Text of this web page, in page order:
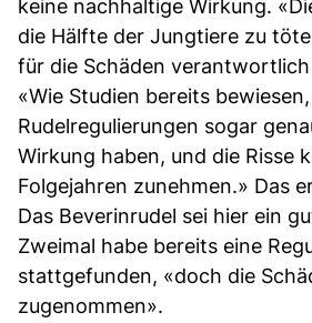
keine nachhaltige Wirkung.
die Hälfte der Jungtiere zu
für die Schäden verantwortlich
«Wie Studien bereits
Rudelregulierungen sogar
Wirkung haben, und die Risse
Folgejahren zunehmen.» Das
Das Beverinrudel sei hier ein
Zweimal habe bereits eine
stattgefunden, «doch die
zugenommen».